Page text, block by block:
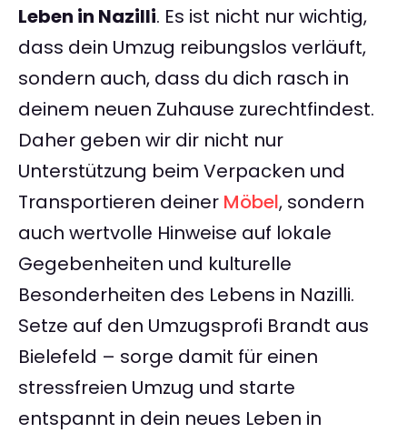
Leben in Nazilli. Es ist nicht nur wichtig,
dass dein Umzug reibungslos verläuft,
sondern auch, dass du dich rasch in
deinem neuen Zuhause zurechtfindest.
Daher geben wir dir nicht nur
Unterstützung beim Verpacken und
Transportieren deiner Möbel, sondern
auch wertvolle Hinweise auf lokale
Gegebenheiten und kulturelle
Besonderheiten des Lebens in Nazilli.
Setze auf den Umzugsprofi Brandt aus
Bielefeld – sorge damit für einen
stressfreien Umzug und starte
entspannt in dein neues Leben in